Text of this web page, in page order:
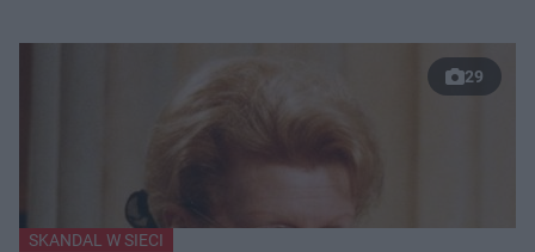
29
SKANDAL W SIECI